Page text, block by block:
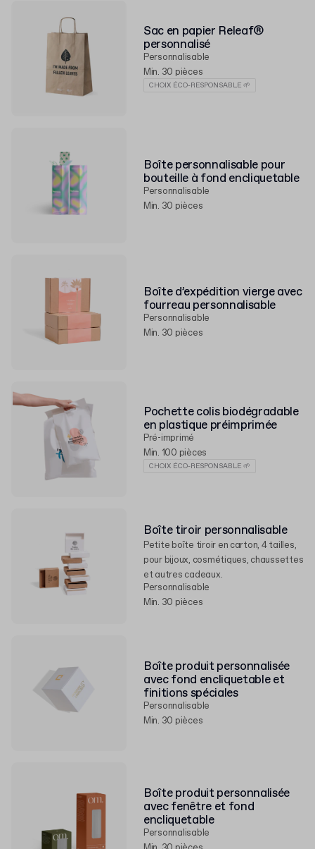
Sac en papier Releaf®
personnalisé
Personnalisable
Min. 30 pièces
CHOIX ÉCO-RESPONSABLE 🌱
Boîte personnalisable pour
bouteille à fond encliquetable
Personnalisable
Min. 30 pièces
Boîte d’expédition vierge avec
fourreau personnalisable
Personnalisable
Min. 30 pièces
Pochette colis biodégradable
en plastique préimprimée
Pré-imprimé
Min. 100 pièces
CHOIX ÉCO-RESPONSABLE 🌱
Boîte tiroir personnalisable
Petite boîte tiroir en carton, 4 tailles,
pour bijoux, cosmétiques, chaussettes
et autres cadeaux.
Personnalisable
Min. 30 pièces
Boîte produit personnalisée
avec fond encliquetable et
finitions spéciales
Personnalisable
Min. 30 pièces
Boîte produit personnalisée
avec fenêtre et fond
encliquetable
Personnalisable